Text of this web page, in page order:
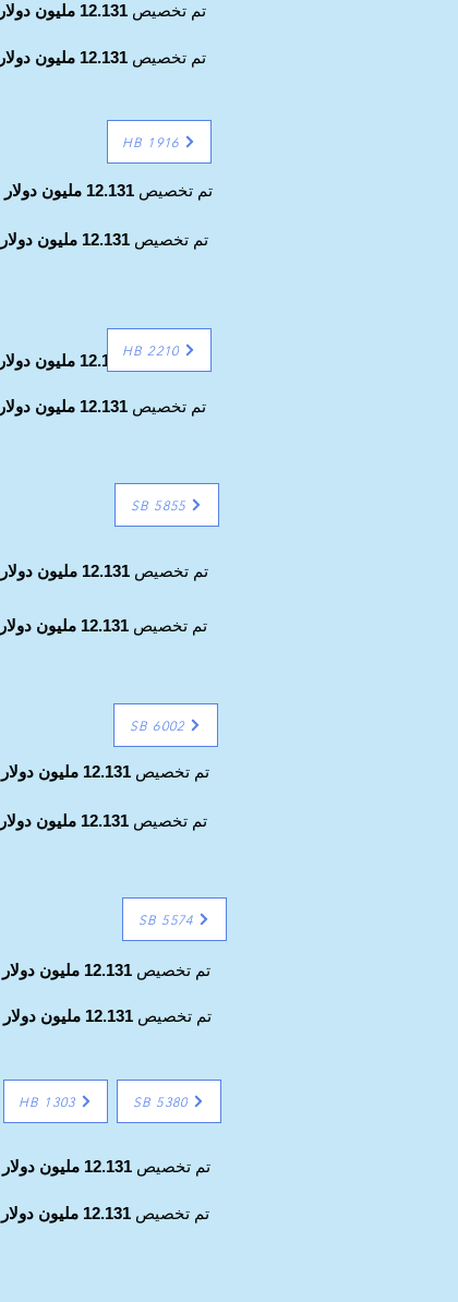
تم تخصيص 12.131 مليون دولار
تم تخصيص 12.131 مليون دولار
تم تخصيص 12.131 مليون دولار
HB 1916
تم تخصيص 12.131 مليون دولار
تم تخصيص12.131 مليون دولار
HB 2210
تم تخصيص 12.131 مليون دولار
SB 5855
تم تخصيص 12.131 مليون دولار
تم تخصيص 12.131 مليون دولار
SB 6002
تم تخصيص 12.131 مليون دولار
تم تخصيص 12.131 مليون دولار
SB 5574
تم تخصيص 12.131 مليون دولار
تم تخصيص 12.131 مليون دولار
SB 5380
HB 1303
تم تخصيص 12.131 مليون دولار
تم تخصيص 12.131 مليون دولار